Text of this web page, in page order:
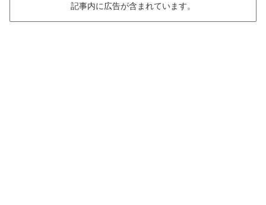
記事内に広告が含まれています。